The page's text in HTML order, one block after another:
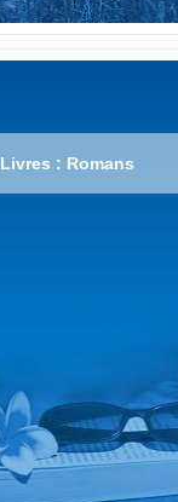
Livres : Romans